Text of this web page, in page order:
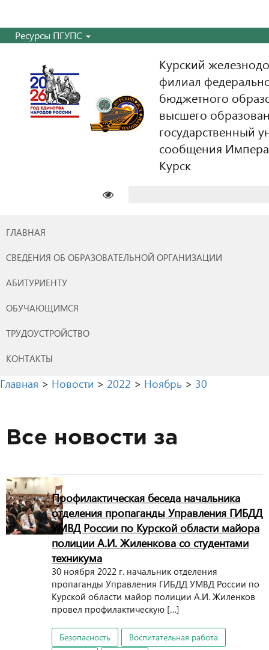
Ресурсы ПГУПС
Курский
филиал
бюджетного
высшего
государственный
сообщения
Курск
ГЛАВНАЯ
СВЕДЕНИЯ ОБ ОБРАЗОВАТЕЛЬНОЙ ОРГАНИЗАЦИИ
АБИТУРИЕНТУ
ОБУЧАЮЩИМСЯ
ТРУДОУСТРОЙСТВО
КОНТАКТЫ
Главная > Новости > 2022 > Ноябрь > 30
Все новости за
Профилактическая беседа начальника
отделения пропаганды Управления ГИБДД
УМВД России по Курской области майора
полиции А.И. Жиленкова со студентами
техникума
30 ноября 2022 г. начальник отделения
пропаганды Управления ГИБДД УМВД России по
Курской области майор полиции А.И. Жиленков
провел профилактическую […]
Безопасность
Воспитательная работа